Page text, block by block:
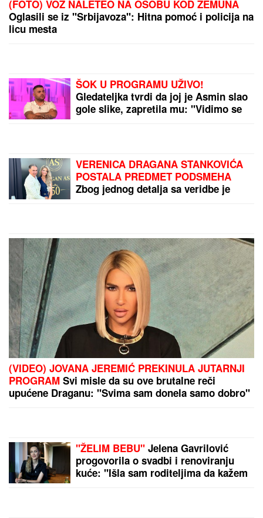
BUKTI RAT IZMEĐU DVE
GROM UDARIO U AUTO -
ŠTA JE SA PUTNICIMA?!
Evo šta se zaista dešava
kada munja "pogodi" vaš
PREPORUKA ZA VAS
(FOTO) VOZ NALETEO NA OSOBU KOD ZEMUNA